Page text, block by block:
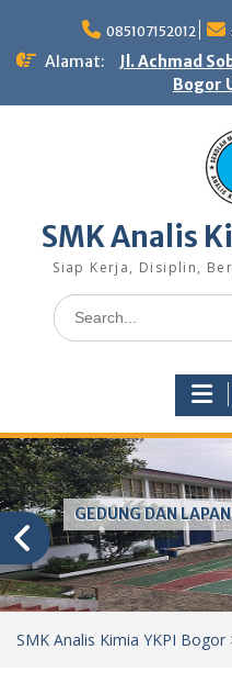
content
085107152012
Alamat:
Jl. Achmad
Bogor
SMK Analis
Siap Kerja, Disiplin,
Search
for:
GEDUNG DAN
SMK Analis Kimia YKPI Bogor